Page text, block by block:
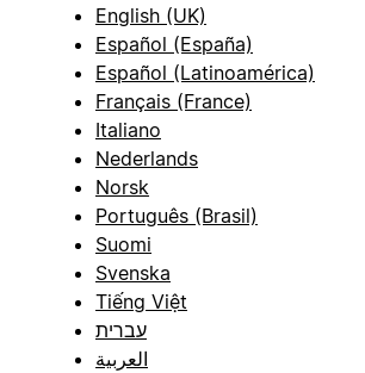
English (UK)
Español (España)
Español (Latinoamérica)
Français (France)
Italiano
Nederlands
Norsk
Português (Brasil)
Suomi
Svenska
Tiếng Việt
עברית
العربية